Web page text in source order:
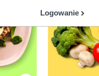
Logowanie